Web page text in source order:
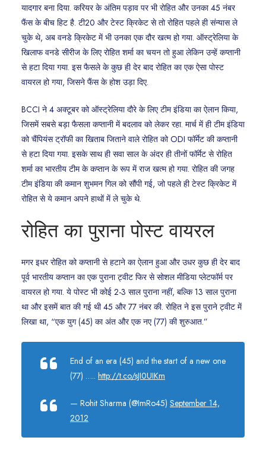
यादगार बना दिया. करियर के अंतिम पड़ाव पर भी रोहित और उनका 45 नंबर
फैंस के बीच हिट है. टी20 और टेस्ट क्रिकेट से तो रोहित पहले ही संन्यास ले
चुके थे, अब वनडे क्रिकेट में भी उनका एक दौर खत्म हो गया. ऑस्ट्रेलिया के
खिलाफ वनडे सीरीज के लिए रोहित शर्मा का चयन तो हुआ लेकिन उन्हें कप्तानी
से हटा दिया गया. इस फैसले के कुछ ही देर बाद रोहित का एक ऐसा पोस्ट
वायरल हो गया, जिसने फैंस के होश उड़ा दिए.
BCCI ने 4 अक्टूबर को ऑस्ट्रेलिया दौरे के लिए टीम इंडिया का ऐलान किया,
जिसमें सबसे बड़ा फैसला कप्तानी में बदलाव को लेकर रहा. मार्च में ही टीम इंडिया
को चैंपियंस ट्रॉफी का खिताब जिताने वाले रोहित को ODI फॉर्मेट की कप्तानी
से हटा दिया गया. इसके साथ ही सवा साल के अंदर ही तीनों फॉर्मेट से रोहित
शर्मा का भारतीय टीम के कप्तान के रूप में राज खत्म हो गया. रोहित की जगह
टीम इंडिया की कमान शुभमन गिल को सौंपी गई, जो पहले ही टेस्ट क्रिकेट में
रोहित से ये कमान अपने हाथों में ले चुके थे.
रोहित का पुराना पोस्ट वायरल
मगर इधर रोहित को कप्तानी से हटाने का ऐलान हुआ और उधर कुछ ही देर बाद
पूर्व भारतीय कप्तान का एक पुराना ट्वीट फिर से सोशल मीडिया प्लेटफॉर्म पर
वायरल हो गया. ये पोस्ट भी कोई 2-3 साल पुराना नहीं, बल्कि 13 साल पुराना
था और इसमें बात की गई थी 45 और 77 नंबर की. रोहित ने इस पुराने ट्वीट में
लिखा था, “एक युग (45) का अंत और एक नए (77) की शुरुआत.”
End of an era (45) and the start of a new one
(77) ….. http://t.co/sJI0UIKm
— Rohit Sharma (@ImRo45) September 14,
2012